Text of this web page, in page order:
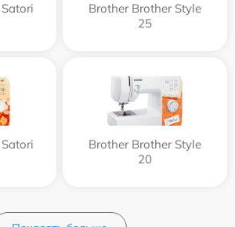
Brother Brother Style
25
Brother Brother Style
20